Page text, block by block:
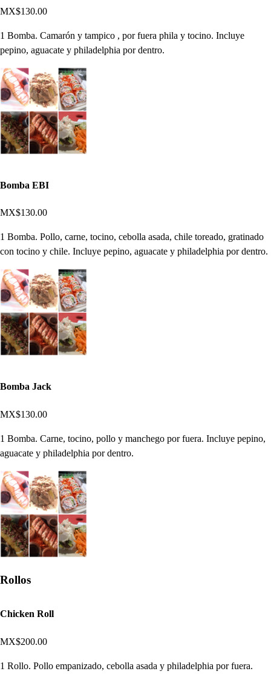
MX$130.00
1 Bomba. Camarón y tampico , por fuera phila y tocino. Incluye
pepino, aguacate y philadelphia por dentro.
Bomba EBI
MX$130.00
1 Bomba. Pollo, carne, tocino, cebolla asada, chile toreado, gratinado
con tocino y chile. Incluye pepino, aguacate y philadelphia por dentro.
Bomba Jack
MX$130.00
1 Bomba. Carne, tocino, pollo y manchego por fuera. Incluye pepino,
aguacate y philadelphia por dentro.
Rollos
Chicken Roll
MX$200.00
1 Rollo. Pollo empanizado, cebolla asada y philadelphia por fuera.